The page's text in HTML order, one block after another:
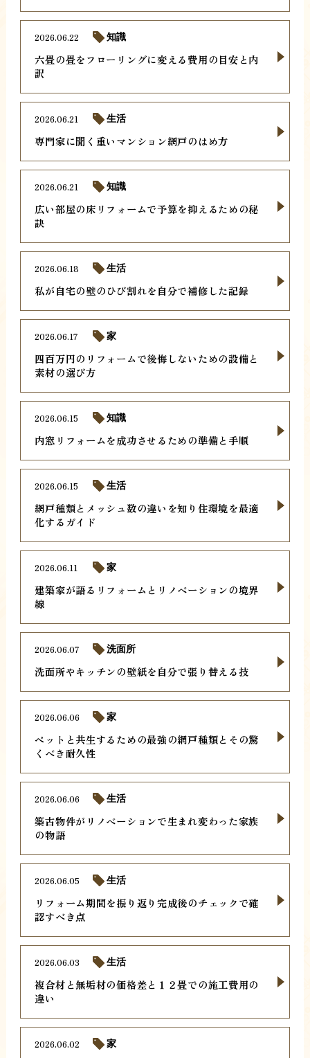
六畳の畳をフローリングに変える費用の目安と内
訳
2026.06.22 知識
専門家に聞く重いマンション網戸のはめ方
2026.06.21 生活
広い部屋の床リフォームで予算を抑えるための秘
訣
2026.06.21 知識
私が自宅の壁のひび割れを自分で補修した記録
2026.06.18 生活
四百万円のリフォームで後悔しないための設備と
素材の選び方
2026.06.17 家
内窓リフォームを成功させるための準備と手順
2026.06.15 知識
網戸種類とメッシュ数の違いを知り住環境を最適
化するガイド
2026.06.15 生活
建築家が語るリフォームとリノベーションの境界
線
2026.06.11 家
洗面所やキッチンの壁紙を自分で張り替える技
2026.06.07 洗面所
ペットと共生するための最強の網戸種類とその驚
くべき耐久性
2026.06.06 家
築古物件がリノベーションで生まれ変わった家族
の物語
2026.06.06 生活
リフォーム期間を振り返り完成後のチェックで確
認すべき点
2026.06.05 生活
複合材と無垢材の価格差と１２畳での施工費用の
違い
2026.06.03 生活
2026.06.02 家